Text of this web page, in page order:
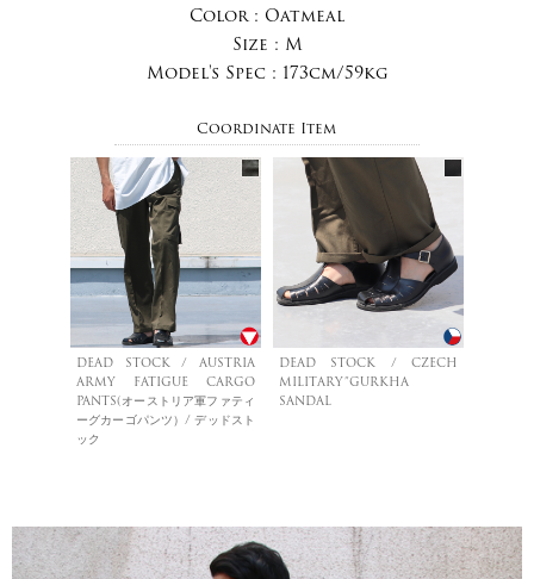
Color : Oatmeal
Size : M
Model's Spec : 173cm/59kg
Coordinate Item
DEAD STOCK / AUSTRIA
ARMY FATIGUE CARGO
PANTS(オーストリア軍ファティ
ーグカーゴパンツ）/ デッドスト
ック
DEAD STOCK / CZECH
MILITARY”GURKHA
SANDAL